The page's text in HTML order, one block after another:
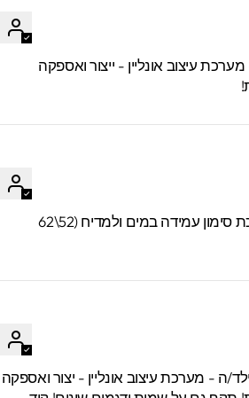
עיצוב אונליין - ייצור ואספקה
מדבקות שם לילדים - ערכת סימון עמידה במים ולמדיח (52\62
ה - מערכת עיצוב אונליין - יצור ואספקה